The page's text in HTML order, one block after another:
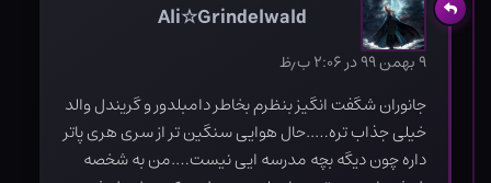
Ali☆Grindelwald
۹ بهمن ۹۹ در ۲:۰۶ ب٫ظ
جانوران شگفت انگیز بنظرم بخاطر دامبلدور و گریندل والد
خیلی جذاب تره…..حال هوایی سنگین تر از سری هری پاتر
داره چون دیگه بچه مدرسه ایی نیست….من به شخصه